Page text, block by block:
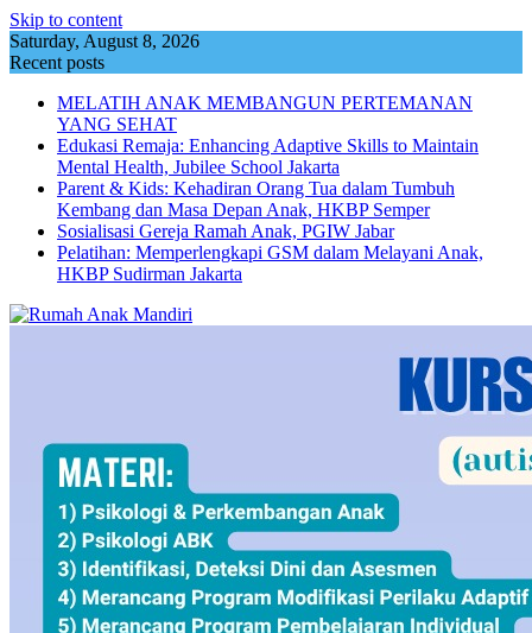
Skip to content
Saturday, August 8, 2026
Recent posts
MELATIH ANAK MEMBANGUN PERTEMANAN
YANG SEHAT
Edukasi Remaja: Enhancing Adaptive Skills to Maintain
Mental Health, Jubilee School Jakarta
Parent & Kids: Kehadiran Orang Tua dalam Tumbuh
Kembang dan Masa Depan Anak, HKBP Semper
Sosialisasi Gereja Ramah Anak, PGIW Jabar
Pelatihan: Memperlengkapi GSM dalam Melayani Anak,
HKBP Sudirman Jakarta